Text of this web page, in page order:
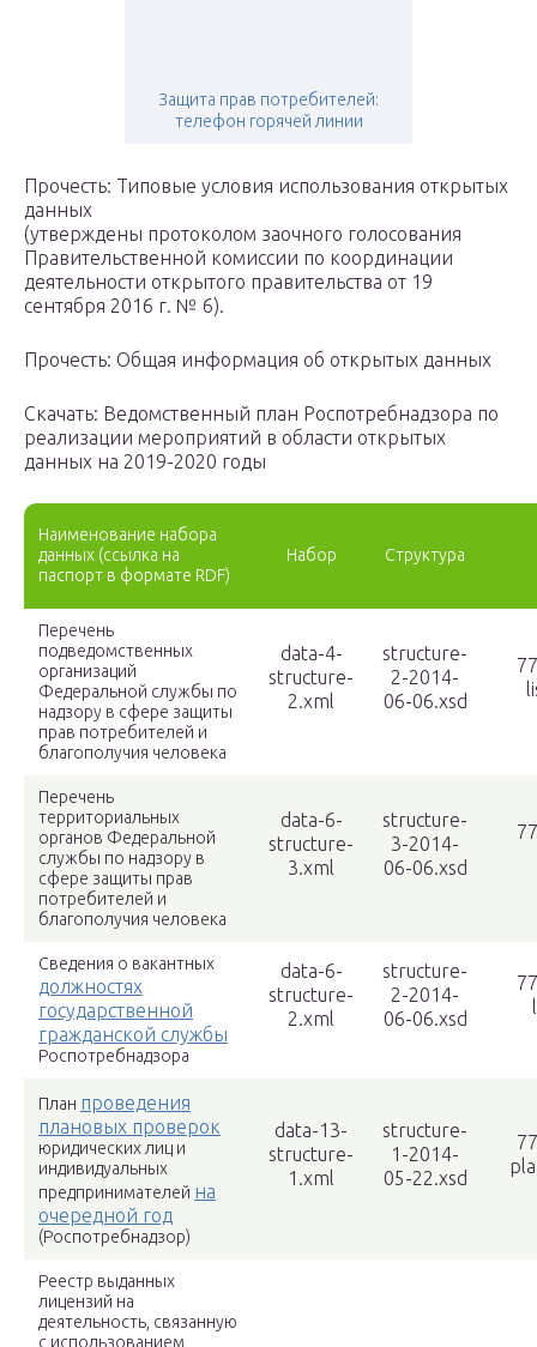
Защита прав потребителей:
телефон горячей линии
Прочесть: Типовые условия использования открытых
данных
(утверждены протоколом заочного голосования
Правительственной комиссии по координации
деятельности открытого правительства от 19
сентября 2016 г. № 6).
Прочесть: Общая информация об открытых данных
Скачать: Ведомственный план Роспотребнадзора по
реализации мероприятий в области открытых
данных на 2019-2020 годы
Наименование набора
данных (ссылка на
паспорт в формате RDF)
Набор Структура
Перечень
подведомственных
организаций
Федеральной службы по
надзору в сфере защиты
прав потребителей и
благополучия человека
data-4-
structure-
2.xml
structure-
2-2014-
06-06.xsd
Перечень
территориальных
органов Федеральной
службы по надзору в
сфере защиты прав
потребителей и
благополучия человека
data-6-
structure-
3.xml
structure-
3-2014-
06-06.xsd
Сведения о вакантных
должностях
государственной
гражданской службы
Роспотребнадзора
data-6-
structure-
2.xml
structure-
2-2014-
06-06.xsd
План проведения
плановых проверок
юридических лиц и
индивидуальных
предпринимателей на
очередной год
(Роспотребнадзор)
data-13-
structure-
1.xml
structure-
1-2014-
05-22.xsd
Реестр выданных
лицензий на
деятельность, связанную
с использованием